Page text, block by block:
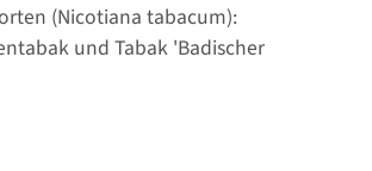
(Nicotiana tabacum):
und Tabak 'Badischer